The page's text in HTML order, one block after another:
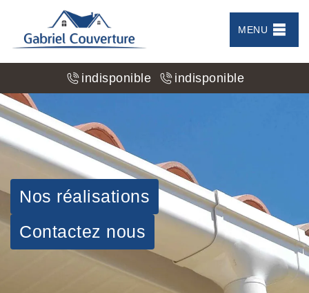
MENU
indisponible indisponible
Nos réalisations
Contactez nous